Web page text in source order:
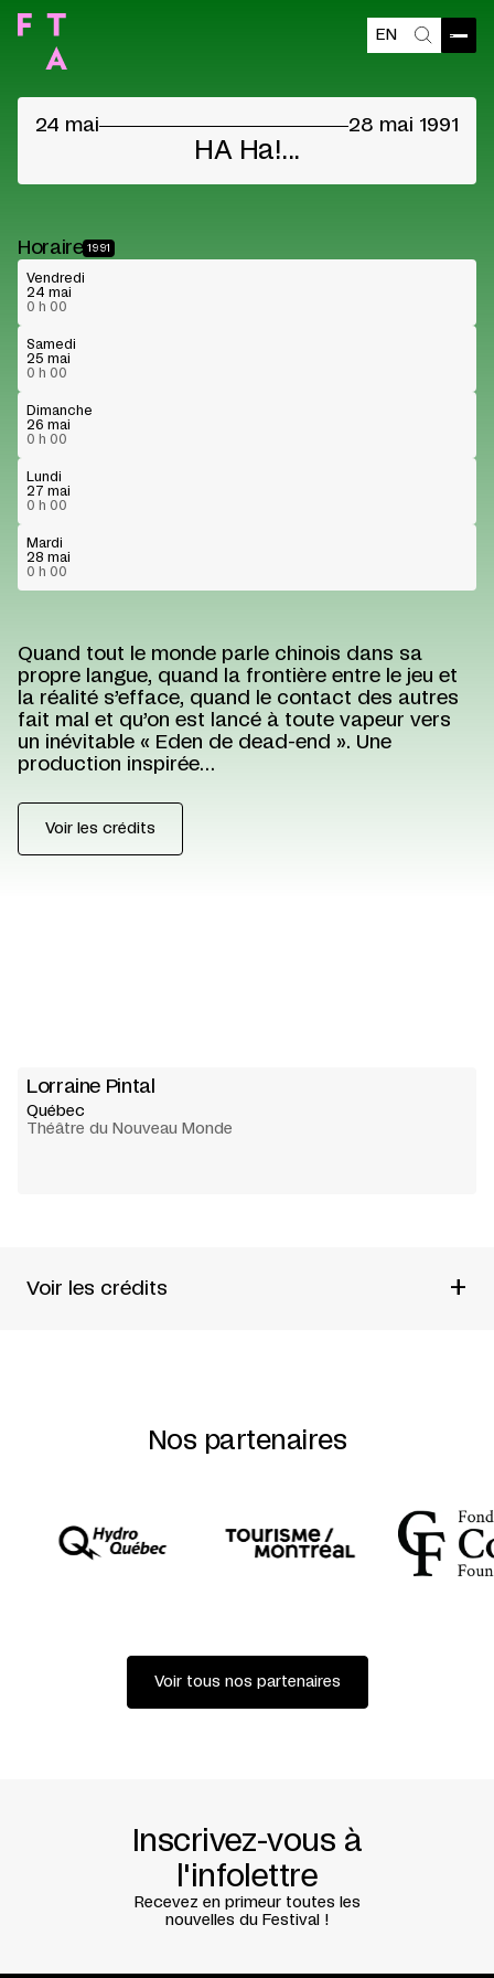
EN
24 mai 28 mai 1991
HA Ha!...
Quand tout le monde parle chinois dans sa
propre langue, quand la frontière entre le jeu et
la réalité s’efface, quand le contact des autres
fait mal et qu’on est lancé à toute vapeur vers
un inévitable « Eden de dead-end ». Une
production inspirée…
Voir les crédits
Lorraine Pintal
Québec
Théâtre du Nouveau Monde
Horaire 1991
Vendredi
24 mai
0 h 00
Samedi
25 mai
0 h 00
Dimanche
26 mai
0 h 00
Lundi
27 mai
0 h 00
Mardi
28 mai
0 h 00
Voir les crédits +
Nos partenaires
Voir tous nos partenaires
Inscrivez-vous à
l'infolettre
Recevez en primeur toutes les
nouvelles du Festival !